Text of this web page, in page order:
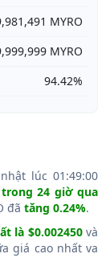
MYRO
MYRO
94.42%
lúc 01:49:00
24 giờ qua
đã tăng 0.24%.
là $0.002450và
giá cao nhất va